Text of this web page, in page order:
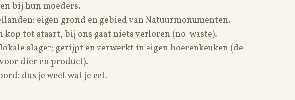
bij hun moeders.
eigen grond en gebied van Natuurmonumenten.
tot staart, bij ons gaat niets verloren (no-waste).
slager; gerijpt en verwerkt in eigen boerenkeuken (de
dier en product).
dus je weet wat je eet.